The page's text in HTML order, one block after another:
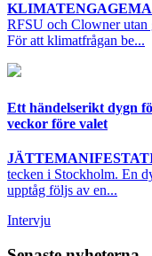
RFSU och Clowner utan
För att klimatfrågan be...
Ett händelserikt dygn
veckor före valet
tecken i Stockholm. En
upptåg följs av en...
Intervju